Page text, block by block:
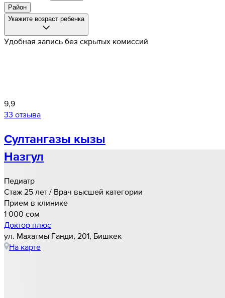
Район
Укажите возраст ребенка
Удобная запись без скрытых комиссий
9,9
33 отзыва
Султангазы кызы
Назгул
Педиатр
Стаж 25 лет / Врач высшей категории
Прием в клинике
1 000 cом
Доктор плюс
ул. Махатмы Ганди, 201, Бишкек
На карте